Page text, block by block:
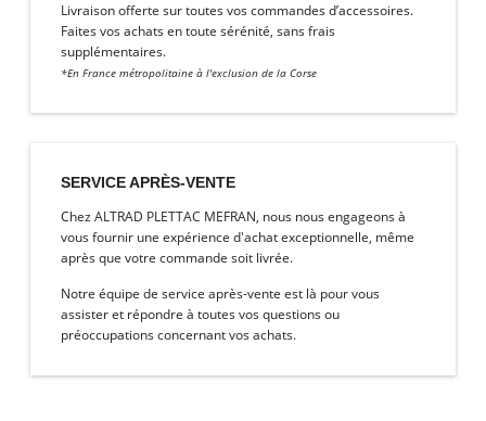
Livraison offerte sur toutes vos commandes d’accessoires.
Faites vos achats en toute sérénité, sans frais
supplémentaires.
*En France métropolitaine à l'exclusion de la Corse
SERVICE APRÈS-VENTE
Chez ALTRAD PLETTAC MEFRAN, nous nous engageons à
vous fournir une expérience d'achat exceptionnelle, même
après que votre commande soit livrée.
Notre équipe de service après-vente est là pour vous
assister et répondre à toutes vos questions ou
préoccupations concernant vos achats.